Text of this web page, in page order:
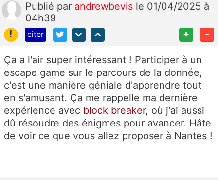
Publié par andrewbevis le 01/04/2025 à
04h39
!
citer + -
Ça a l'air super intéressant ! Participer à un
escape game sur le parcours de la donnée,
c'est une manière géniale d'apprendre tout
en s'amusant. Ça me rappelle ma dernière
expérience avec block breaker, où j'ai aussi
dû résoudre des énigmes pour avancer. Hâte
de voir ce que vous allez proposer à Nantes !